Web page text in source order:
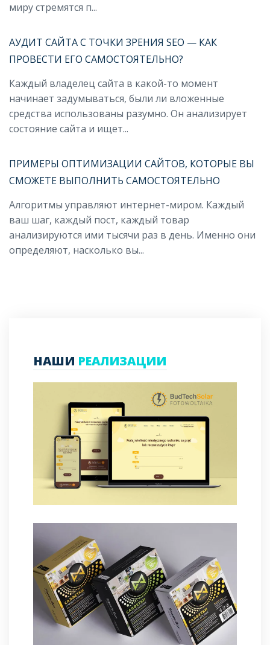
миру стремятся п...
АУДИТ САЙТА С ТОЧКИ ЗРЕНИЯ SEO — КАК
ПРОВЕСТИ ЕГО САМОСТОЯТЕЛЬНО?
Каждый владелец сайта в какой-то момент
начинает задумываться, были ли вложенные
средства использованы разумно. Он анализирует
состояние сайта и ищет...
ПРИМЕРЫ ОПТИМИЗАЦИИ САЙТОВ, КОТОРЫЕ ВЫ
СМОЖЕТЕ ВЫПОЛНИТЬ САМОСТОЯТЕЛЬНО
Алгоритмы управляют интернет-миром. Каждый
ваш шаг, каждый пост, каждый товар
анализируются ими тысячи раз в день. Именно они
определяют, насколько вы...
НАШИ РЕАЛИЗАЦИИ